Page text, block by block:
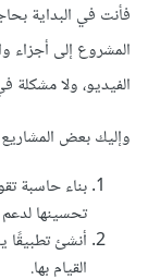
فأنت في البداية
المشروع إلى أجزاء
الفيديو، ولا مشكلة
وإليك بعض المشاريع
بناء حاسبة
تحسينها لدعم
أنشئ
القيام بها.